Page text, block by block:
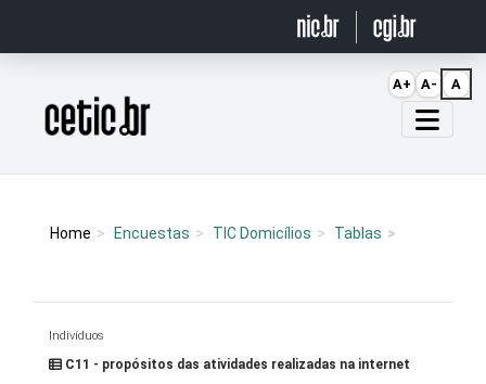
Página inicial
Home Encuestas TIC Domicílios Tablas
Indivíduos
C11 - propósitos das atividades realizadas na internet
A+ A- A